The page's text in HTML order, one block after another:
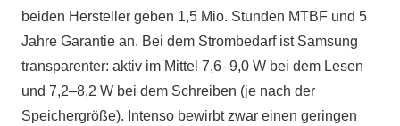
beiden Hersteller geben 1,5 Mio. Stunden MTBF und 5
Jahre Garantie an. Bei dem Strombedarf ist Samsung
transparenter: aktiv im Mittel 7,6–9,0 W bei dem Lesen
und 7,2–8,2 W bei dem Schreiben (je nach der
Speichergröße). Intenso bewirbt zwar einen geringen